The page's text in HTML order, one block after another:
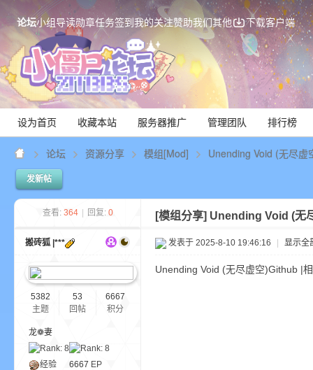
论坛小组导读勋章任务签到我的关注赞助我们其他 下载客户端
设为首页 收藏本站 服务器推广 管理团队 排行榜
论坛 资源分享 模组[Mod] Unending Void (无尽虚
发新帖
查看: 364 回复: 0 [模组分享] Unending Void (无
搬砖狐 |***
5382
主题
53
回帖
6667
积分
龙❁妻
经验 6667 EP
发表于 2025-8-10 19:46:16 显示全
Unending Void (无尽虚空)Github |